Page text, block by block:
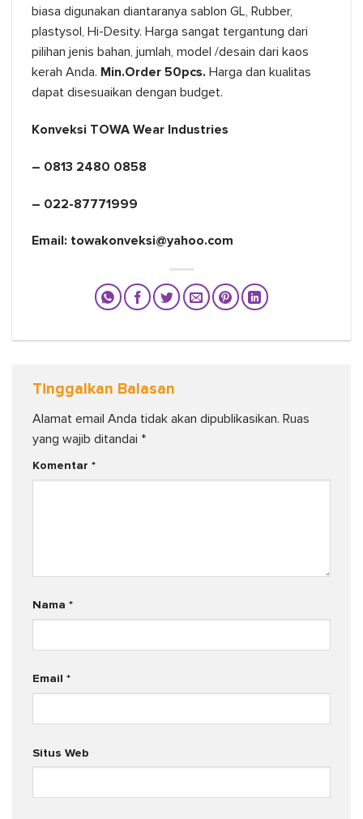
biasa digunakan diantaranya sablon GL, Rubber,
plastysol, Hi-Desity. Harga sangat tergantung dari
pilihan jenis bahan, jumlah, model /desain dari kaos
kerah Anda. Min.Order 50pcs. Harga dan kualitas
dapat disesuaikan dengan budget.
Konveksi TOWA Wear Industries
– 0813 2480 0858
– 022-87771999
Email: towakonveksi@yahoo.com
Tinggalkan Balasan
Alamat email Anda tidak akan dipublikasikan. Ruas
yang wajib ditandai *
Komentar *
Nama *
Email *
Situs Web